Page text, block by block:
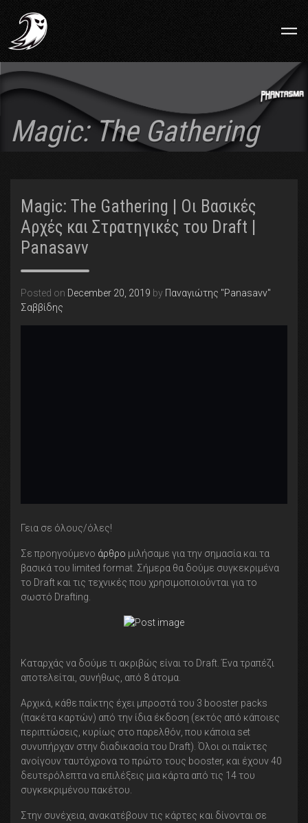
Magic: The Gathering
Magic: The Gathering | Οι Βασικές
Αρχές και Στρατηγικές του Draft |
Panasavv
Posted on December 20, 2019 by Παναγιώτης "Panasavv"
Σαββίδης
Γεια σε όλους/όλες!
Σε προηγούμενο άρθρο μιλήσαμε για την σημασία και τα
βασικά του limited format. Σήμερα θα δούμε συγκεκριμένα
το Draft και τις τεχνικές που χρησιμοποιούνται για το
σωστό Drafting.
Καταρχάς να δούμε τι ακριβώς είναι το Draft. Ένα τραπέζι
αποτελείται, συνήθως, από 8 άτομα.
Αρχικά, κάθε παίκτης έχει μπροστά του 3 booster packs
(πακέτα καρτών) από την ίδια έκδοση (εκτός από κάποιες
περιπτώσεις, κυρίως στο παρελθόν, που κάποια set
συνυπήρχαν στην διαδικασία του Draft). Όλοι οι παίκτες
ανοίγουν ταυτόχρονα το πρώτο τους booster, και έχουν 40
δευτερόλεπτα να επιλέξεις μια κάρτα από τις 14 του
συγκεκριμένου πακέτου.
Στην συνέχεια, ανακατέβουν τις κάρτες και δίνονται σε